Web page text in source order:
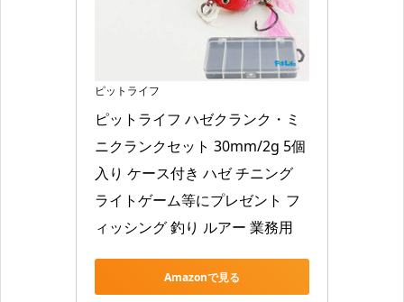
ピットライフ
ピットライフ ハゼクランク・ミ
ニクランクセット 30mm/2g 5個
入り ケース付き ハゼ チニング
ライトゲーム等にプレゼント フ
ィッシング 釣り ルアー 業務用
Amazonで見る